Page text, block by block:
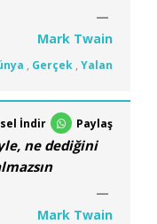
Mark Twain
, Gerçek , Yalan
İndir Paylaş
ne dediğini
Mark Twain